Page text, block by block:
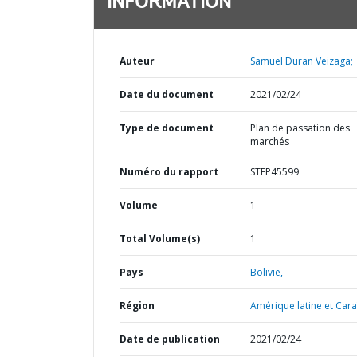
Auteur Samuel Duran Veizaga;
Date du document 2021/02/24
Type de document
Plan de passation des
marchés
Numéro du rapport STEP45599
Volume 1
Total Volume(s) 1
Pays Bolivie,
Région Amérique latine et
Date de publication 2021/02/24